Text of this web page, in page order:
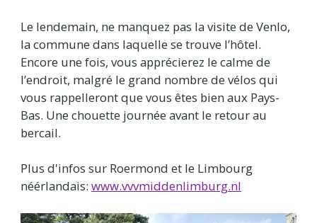
Le lendemain, ne manquez pas la visite de Venlo,
la commune dans laquelle se trouve l’hôtel.
Encore une fois, vous apprécierez le calme de
l’endroit, malgré le grand nombre de vélos qui
vous rappelleront que vous êtes bien aux Pays-
Bas. Une chouette journée avant le retour au
bercail.
Plus d'infos sur Roermond et le Limbourg
néérlandais: www.vvvmiddenlimburg.nl